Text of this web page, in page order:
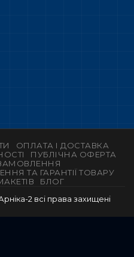
ОПЛАТА І ДОСТАВКА
ПУБЛІЧНА ОФЕРТА
ТА ГАРАНТІЇ ТОВАРУ
БЛОГ
2 всі права захищені